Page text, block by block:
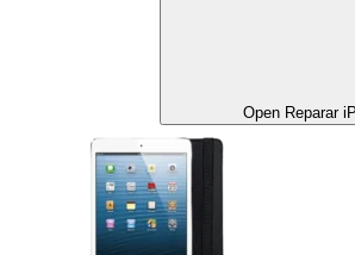
Open Reparar